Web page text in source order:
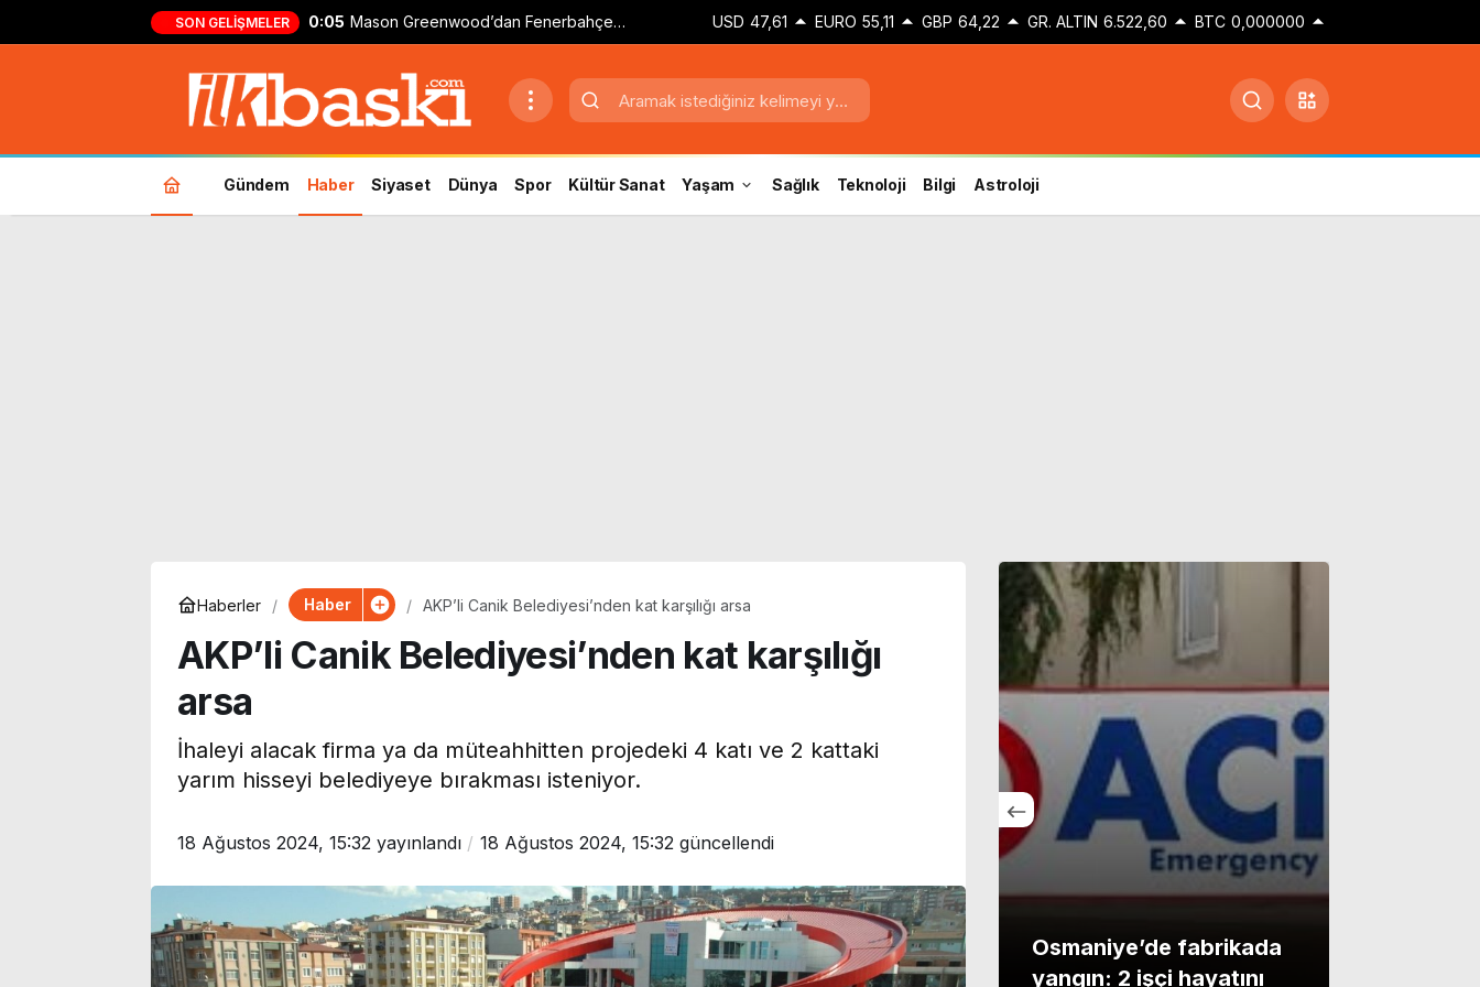
SON GELIŞMELER 0:05 Mason Greenwood’dan Fenerbahçe USD 47,61 EURO 55,11 GBP 64,22 GR. ALTIN 6.522,60 BTC 0,000000
Gündem Haber Siyaset Dünya Spor Kültür Sanat Yaşam Sağlık Teknoloji Bilgi Astroloji
Haberler Haber AKP’li Canik Belediyesi’nden kat karşılığı arsa
AKP’li Canik Belediyesi’nden kat karşılığı
arsa
İhaleyi alacak firma ya da müteahhitten projedeki 4 katı ve 2 kattaki
yarım hisseyi belediyeye bırakması isteniyor.
18 Ağustos 2024, 15:32 yayınlandı 18 Ağustos 2024, 15:32 güncellendi
Ceylan duyurdu:
Parti’nin bağış
son
Galatasaray’ın
gündemindeki
Batrakov’dan transfer
Menderes Belediye
Başkan Yardımcısı
Rüzgar Sönmez
Osmaniye’de fabrikada
yangın: 2 işçi hayatını